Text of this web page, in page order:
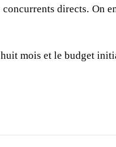
directs. On
mois et le budget